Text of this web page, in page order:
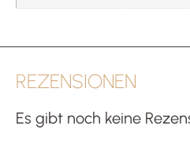
REZENSIONEN
Es gibt noch keine